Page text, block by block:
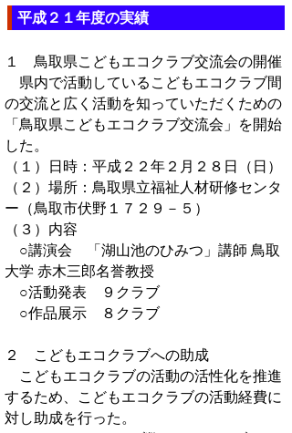
平成２１年度の実績
１ 鳥取県こどもエコクラブ交流会の開催
県内で活動しているこどもエコクラブ間
の交流と広く活動を知っていただくための
「鳥取県こどもエコクラブ交流会」を開始
した。
（１）日時：平成２２年２月２８日（日）
（２）場所：鳥取県立福祉人材研修センタ
ー（鳥取市伏野１７２９－５）
（３）内容
○講演会 「湖山池のひみつ」講師 鳥取
大学 赤木三郎名誉教授
○活動発表 ９クラブ
○作品展示 ８クラブ
２ こどもエコクラブへの助成
こどもエコクラブの活動の活性化を推進
するため、こどもエコクラブの活動経費に
対し助成を行った。